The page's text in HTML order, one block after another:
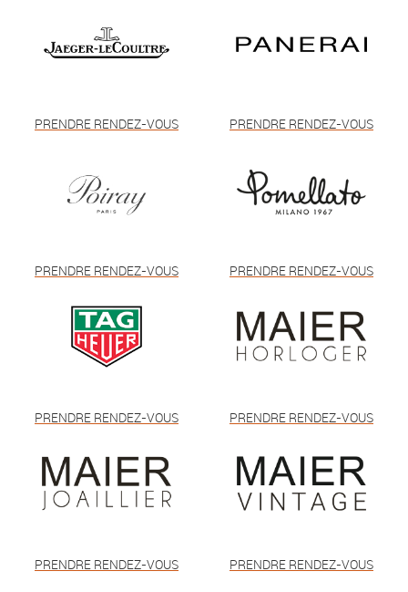
PRENDRE RENDEZ-VOUS PRENDRE RENDEZ-VOUS
PRENDRE RENDEZ-VOUS PRENDRE RENDEZ-VOUS
PRENDRE RENDEZ-VOUS PRENDRE RENDEZ-VOUS
PRENDRE RENDEZ-VOUS PRENDRE RENDEZ-VOUS